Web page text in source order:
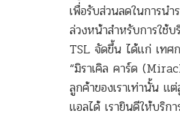
เพื่อรับส่วนลดในการน
ล่วงหน้าสำหรับการใช้
TSL จัดขึ้น ได้แก่ เทศ
“มิราเคิล คาร์ด
ลูกค้าของเราเท่านั้น แ
แอลได้ เรายินดีให้บริก